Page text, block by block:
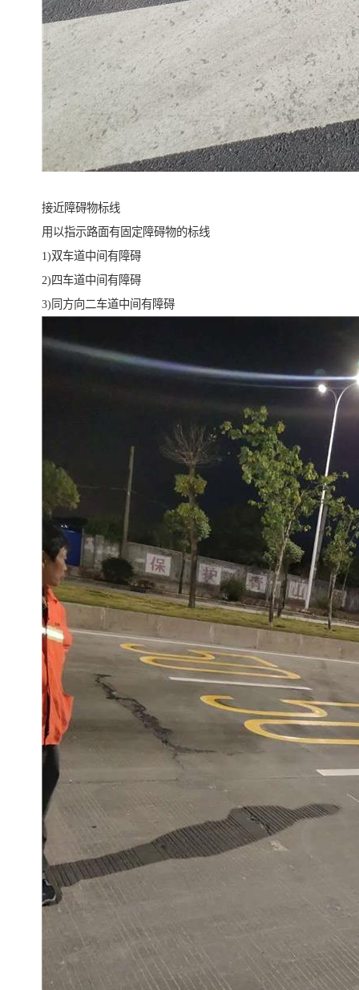
接近障碍物标线
用以指示路面有固定障碍物的标线
1)双车道中间有障碍
2)四车道中间有障碍
3)同方向二车道中间有障碍